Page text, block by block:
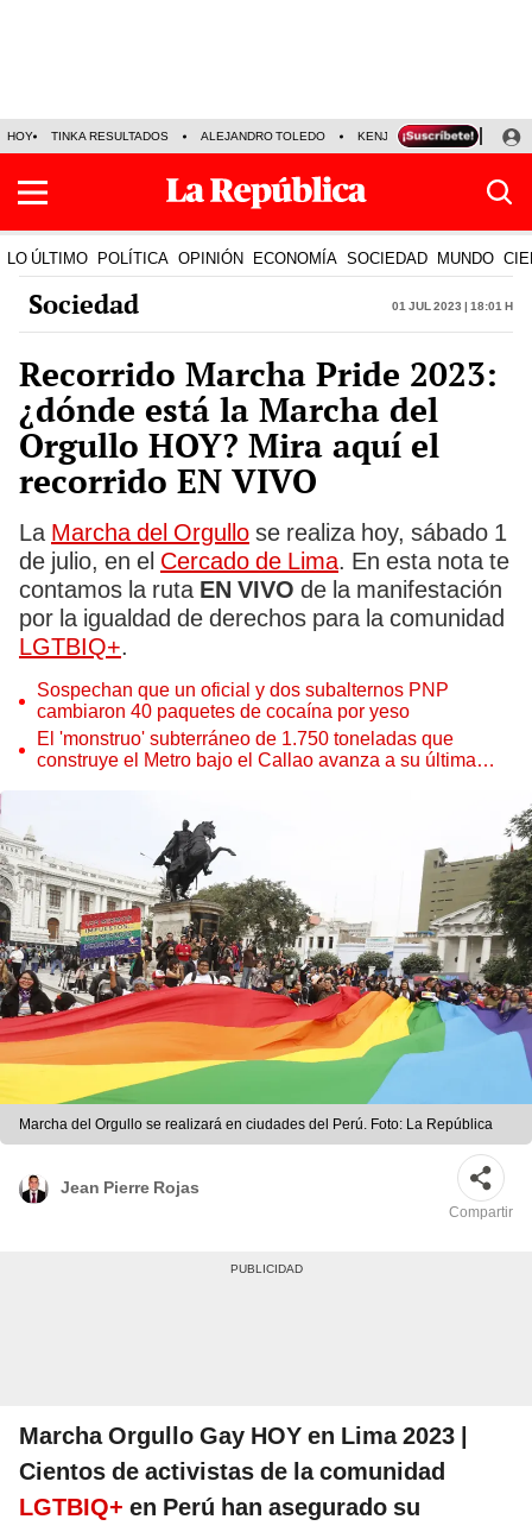
HOY TINKA RESULTADOS ALEJANDRO TOLEDO KENJI FUJIMORI
LO ÚLTIMO POLÍTICA OPINIÓN ECONOMÍA SOCIEDAD MUNDO
Sociedad 01 Jul 2023 | 18:01 h
Recorrido Marcha Pride 2023:
¿dónde está la Marcha del
Orgullo HOY? Mira aquí el
recorrido EN VIVO
La Marcha del Orgullo se realiza hoy, sábado 1
de julio, en el Cercado de Lima. En esta nota te
contamos la ruta EN VIVO de la manifestación
por la igualdad de derechos para la comunidad
LGTBIQ+.
Sospechan que un oficial y dos subalternos PNP
cambiaron 40 paquetes de cocaína por yeso
El 'monstruo' subterráneo de 1.750 toneladas que
construye el Metro bajo el Callao avanza a su última
Marcha del Orgullo se realizará en ciudades del Perú. Foto: La República
Jean Pierre Rojas
Compartir
Marcha Orgullo Gay HOY en Lima 2023 |
Cientos de activistas de la comunidad
LGTBIQ+ en Perú han asegurado su